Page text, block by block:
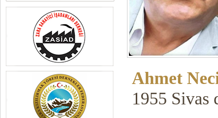
Ahmet
1955 Sivas